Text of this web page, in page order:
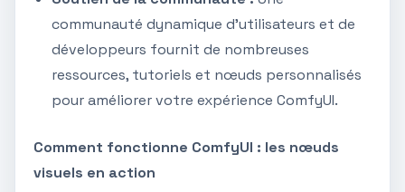
communauté dynamique d'utilisateurs et de
développeurs fournit de nombreuses
ressources, tutoriels et nœuds personnalisés
pour améliorer votre expérience ComfyUI.
Comment fonctionne ComfyUI : les nœuds
visuels en action